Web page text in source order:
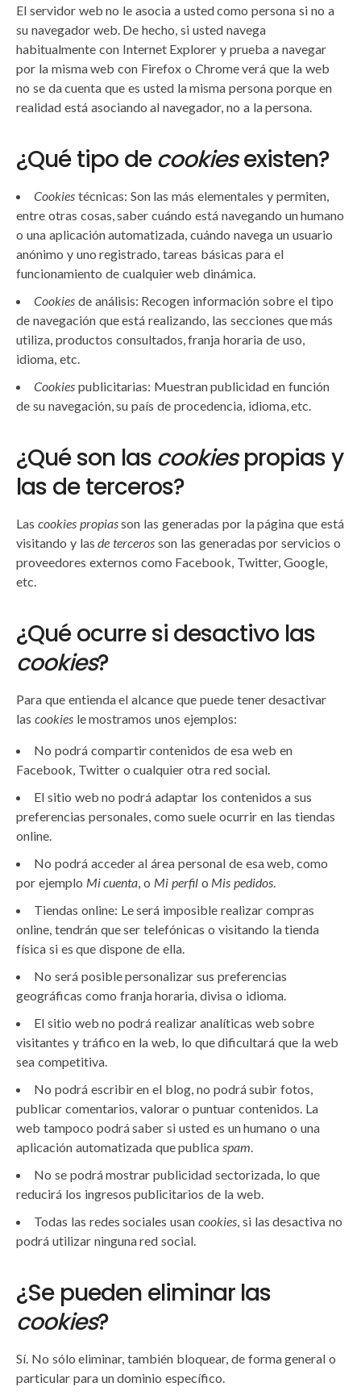
El servidor web no le asocia a usted como persona si no a
su navegador web. De hecho, si usted navega
habitualmente con Internet Explorer y prueba a navegar
por la misma web con Firefox o Chrome verá que la web
no se da cuenta que es usted la misma persona porque en
realidad está asociando al navegador, no a la persona.
¿Qué tipo decookiesexisten?
Cookies técnicas: Son las más elementales y permiten,
entre otras cosas, saber cuándo está navegando un humano
o una aplicación automatizada, cuándo navega un usuario
anónimo y uno registrado, tareas básicas para el
funcionamiento de cualquier web dinámica.
Cookies de análisis: Recogen información sobre el tipo
de navegación que está realizando, las secciones que más
utiliza, productos consultados, franja horaria de uso,
idioma, etc.
Cookies publicitarias: Muestran publicidad en función
de su navegación, su país de procedencia, idioma, etc.
¿Qué son las cookiespropias y
las de terceros?
Las cookies propiasson las generadas por la página que está
visitando y lasde terceros son las generadas por servicios o
proveedores externos como Facebook, Twitter, Google,
etc.
¿Qué ocurre si desactivo las
cookies?
Para que entienda el alcance que puede tener desactivar
las cookiesle mostramos unos ejemplos:
No podrá compartir contenidos de esa web en
Facebook, Twitter o cualquier otra red social.
El sitio web no podrá adaptar los contenidos a sus
preferencias personales, como suele ocurrir en las tiendas
online.
No podrá acceder al área personal de esa web, como
por ejemplo Mi cuenta, o Mi perfilo Mis pedidos.
Tiendas online: Le será imposible realizar compras
online, tendrán que ser telefónicas o visitando la tienda
física si es que dispone de ella.
No será posible personalizar sus preferencias
geográficas como franja horaria, divisa o idioma.
El sitio web no podrá realizar analíticas web sobre
visitantes y tráfico en la web, lo que dificultará que la web
sea competitiva.
No podrá escribir en el blog, no podrá subir fotos,
publicar comentarios, valorar o puntuar contenidos. La
web tampoco podrá saber si usted es un humano o una
aplicación automatizada que publicaspam.
No se podrá mostrar publicidad sectorizada, lo que
reducirá los ingresos publicitarios de la web.
Todas las redes sociales usan cookies, si las desactiva no
podrá utilizar ninguna red social.
¿Se pueden eliminar las
cookies?
Sí. No sólo eliminar, también bloquear, de forma general o
particular para un dominio específico.